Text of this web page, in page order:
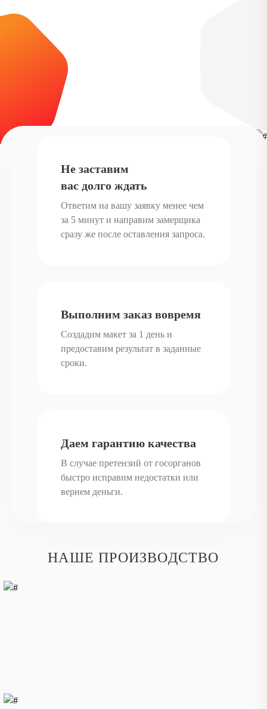
Не заставим
вас долго ждать
Ответим на вашу заявку менее чем
за 5 минут и направим замерщика
сразу же после оставления запроса.
Выполним заказ вовремя
Создадим макет за 1 день и
предоставим результат в заданные
сроки.
Даем гарантию качества
В случае претензий от госорганов
быстро исправим недостатки или
вернем деньги.
НАШЕ ПРОИЗВОДСТВО